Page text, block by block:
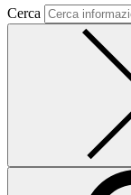
Cerca